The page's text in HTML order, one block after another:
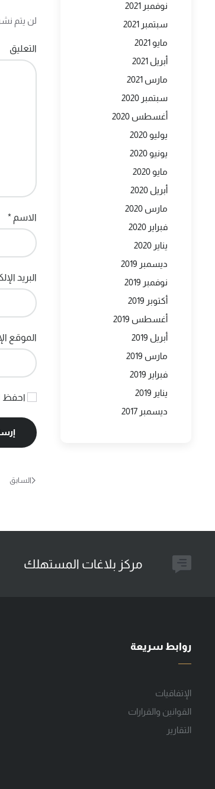
نوفمبر 2021
سبتمبر 2021
مايو 2021
أبريل 2021
مارس 2021
سبتمبر 2020
أغسطس 2020
يوليو 2020
يونيو 2020
مايو 2020
أبريل 2020
مارس 2020
فبراير 2020
يناير 2020
ديسمبر 2019
نوفمبر 2019
أكتوبر 2019
أغسطس 2019
أبريل 2019
مارس 2019
فبراير 2019
يناير 2019
ديسمبر 2017
لن يتم
التعليق
الاسم *
البريد
الموقع
احفظ
السابق
مركز بلاغات المستهلك
روابط سريعة
الإتفاقيات
القوانين والقرارات
التقارير